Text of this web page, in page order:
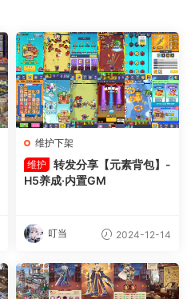
维护下架
维护 转发分享【元素背包】-
H5养成·内置GM
叮当 2024-12-14